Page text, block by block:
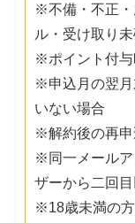
※不備・不正・
ル・受け取り
※ポイント付与
※申込月の翌月
いない場合
※解約後の再申
※同一メールア
ザーから二回
※18歳未満の